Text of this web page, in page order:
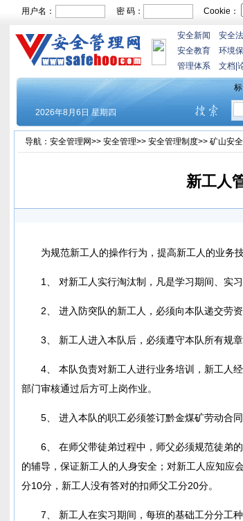
用户名： 密 码： Cookie：
安全新闻 安全
安全教育
环境
管理体系
文档
导航： 安全管理网>> 安全管理>> 安全管理制度>> 矿山安全
新工人
为规范新工人的操作行为，提高新工人的业务
1、 对新工人实行淘汰制，凡是学习期间、实
2、 进入防突队的新工人，必须向本队递交劳
3、 新工人进入本队后，必须遵守本队所有规
4、 本队负责对新工人进行业务培训，新工人
部门审核通过后方可上岗作业。
5、 进入本队的职工必须签订黔金煤矿劳动合
6、 在师父带徒弟过程中，师父必须规范徒弟
的辅导，保证新工人的人身安全；对新工人应知应
分10分，新工人没有答对的扣师父工分20分。
7、 新工人在实习期间，每班的基础工分分工种